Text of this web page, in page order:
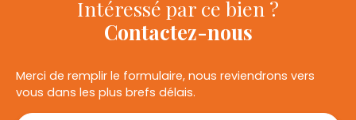
Intéressé par ce bien ?
Contactez-nous
Merci de remplir le formulaire, nous reviendrons vers
vous dans les plus brefs délais.